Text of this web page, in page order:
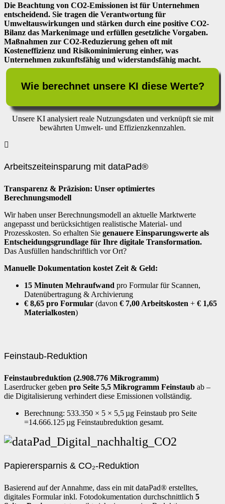
Die Beachtung von CO2-Emissionen ist für Unternehmen
entscheidend. Sie tragen die Verantwortung für
Umweltauswirkungen und stärken durch eine positive CO2-
Bilanz das Markenimage und erfüllen gesetzliche Vorgaben.
Maßnahmen zur CO2-Reduzierung gehen oft mit
Kosteneffizienz und Risikominimierung einher, was
Unternehmen zukunftsfähig und widerstandsfähig macht.
Wie berechnet unsere KI diese Werte?
Unsere KI analysiert reale Nutzungsdaten und verknüpft sie mit
bewährten Umwelt- und Effizienzkennzahlen.
Arbeitszeiteinsparung mit dataPad®
Transparenz & Präzision: Unser optimiertes
Berechnungsmodell
Wir haben unser Berechnungsmodell an aktuelle Marktwerte
angepasst und berücksichtigen realistische Material- und
Prozesskosten. So erhalten Sie genauere Einsparungswerte als
Entscheidungsgrundlage für Ihre digitale Transformation.
Das Ausfüllen handschriftlich vor Ort?
Manuelle Dokumentation kostet Zeit & Geld:
15 Minuten Mehraufwand pro Formular für Scannen,
Datenübertragung & Archivierung
€ 8,65 pro Formular (davon € 7,00 Arbeitskosten + € 1,65
Materialkosten)
Feinstaub-Reduktion
Feinstaubreduktion (2.908.776 Mikrogramm)
Laserdrucker geben pro Seite 5,5 Mikrogramm Feinstaub ab –
die Digitalisierung verhindert diese Emissionen vollständig.
Berechnung: 533.350 × 5 × 5,5µg Feinstaub pro Seite
=14.666.125µg Feinstaubreduktion gesamt.
Papierersparnis & CO₂-Reduktion
Basierend auf der Annahme, dass ein mit dataPad® erstelltes,
digitales Formular inkl. Fotodokumentation durchschnittlich 5